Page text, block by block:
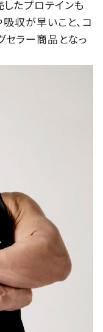
したプロテインも
収が早いこと、コ
ラー商品となっ